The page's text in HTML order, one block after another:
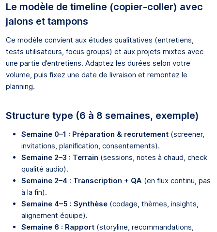
Le modèle de timeline (copier-coller) avec
jalons et tampons
Ce modèle convient aux études qualitatives (entretiens,
tests utilisateurs, focus groups) et aux projets mixtes avec
une partie d’entretiens. Adaptez les durées selon votre
volume, puis fixez une date de livraison et remontez le
planning.
Structure type (6 à 8 semaines, exemple)
Semaine 0–1 : Préparation & recrutement (screener,
invitations, planification, consentements).
Semaine 2–3 : Terrain (sessions, notes à chaud, check
qualité audio).
Semaine 2–4 : Transcription + QA (en flux continu, pas
à la fin).
Semaine 4–5 : Synthèse (codage, thèmes, insights,
alignement équipe).
Semaine 6 : Rapport (storyline, recommandations,